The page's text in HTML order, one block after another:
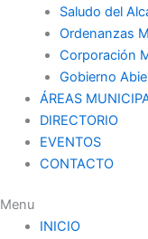
Saludo del
Ordenanzas
Corporación
Gobierno
ÁREAS
DIRECTORIO
EVENTOS
CONTACTO
Menu
INICIO